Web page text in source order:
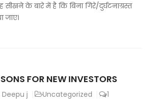
सीखने के बारे में है कि बिना गिरे/दुर्घटनाग्रस्त
जाए।
FOR NEW INVESTORS
Deepu j Uncategorized 1